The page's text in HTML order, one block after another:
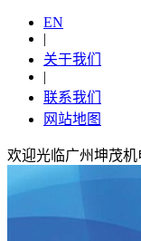
EN
|
关于我们
|
联系我们
网站地图
欢迎光临广州坤茂机